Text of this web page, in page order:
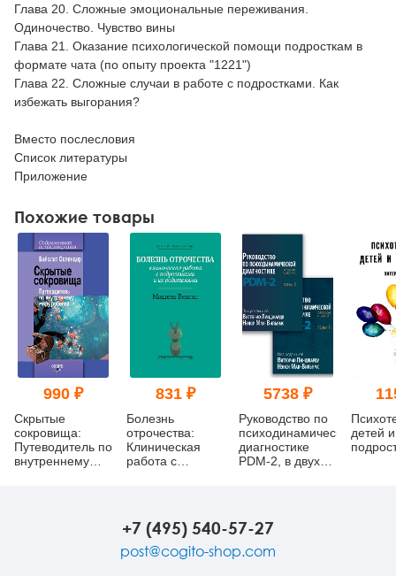
Глава 20. Сложные эмоциональные переживания.
Одиночество. Чувство вины
Глава 21. Оказание психологической помощи подросткам в
формате чата (по опыту проекта "1221")
Глава 22. Сложные случаи в работе с подростками. Как
избежать выгорания?
Вместо послесловия
Список литературы
Приложение
Похожие товары
990 ₽
Скрытые
сокровища:
Путеводитель по
внутреннему
831 ₽
Болезнь
отрочества:
Клиническая
работа с
5738 ₽
Руководство по
психодинамической
диагностике
PDM-2, в двух
детей и
+7 (495) 540-57-27
post@cogito-shop.com